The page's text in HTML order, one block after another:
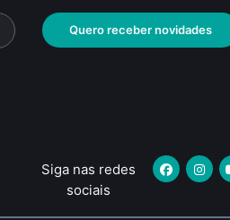
Quero receber novidades
Siga nas redes
sociais